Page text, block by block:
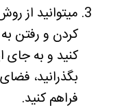
میتوانید از
کردن و رفتن
کنید و به جای
بگذرانید،
فراهم کنید.